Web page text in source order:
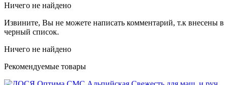
Ничего не найдено
Извините, Вы не можете написать комментарий, т.к внесены в
черный список.
Ничего не найдено
Рекомендуемые товары